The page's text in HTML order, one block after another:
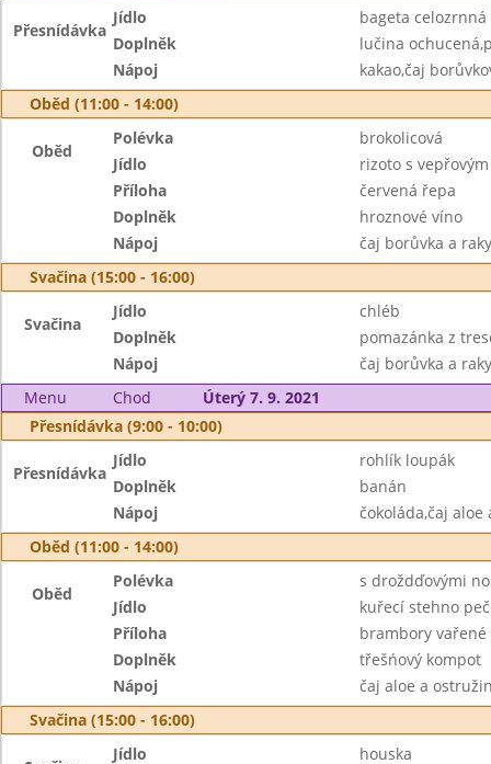
Přesnídávka
Jídlo
bageta celozrnná
Doplněk
lučina
Nápoj
kakao,čaj
Oběd (11:00 - 14:00)
Oběd
Polévka
brokolicová
Jídlo
rizoto s
Příloha
červená řepa
Doplněk
hroznové víno
Nápoj
čaj borůvka a
Svačina (15:00 - 16:00)
Svačina
Jídlo
chléb
Doplněk
pomazánka z
Nápoj
čaj borůvka a
Menu
Chod
Úterý 7. 9. 2021
Přesnídávka (9:00 - 10:00)
Přesnídávka
Jídlo
rohlík loupák
Doplněk
banán
Nápoj
čokoláda,čaj aloe
Oběd (11:00 - 14:00)
Oběd
Polévka
s droždďovými
Jídlo
kuřecí stehno
Příloha
brambory vařené
Doplněk
třešńový kompot
Nápoj
čaj aloe a
Svačina (15:00 - 16:00)
Jídlo
houska